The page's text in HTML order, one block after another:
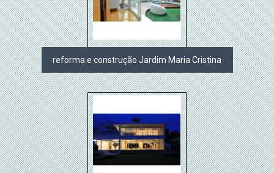
reforma e construção Jardim Maria Cristina